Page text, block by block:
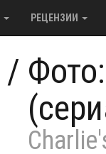
РЕЦЕНЗИИ
/